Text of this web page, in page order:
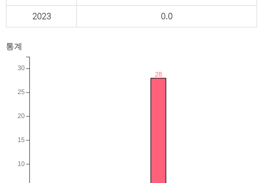
2023 0.0
통계
28
10
15
20
25
30